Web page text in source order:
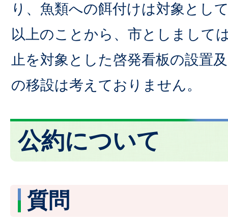
り、魚類への餌付けは対象とし
以上のことから、市としまして
止を対象とした啓発看板の設置
の移設は考えておりません。
公約について
質問